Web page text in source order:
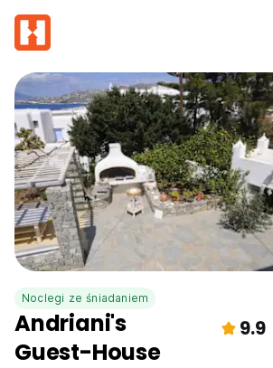
Noclegi ze śniadaniem
Andriani's
Guest-House
9.9